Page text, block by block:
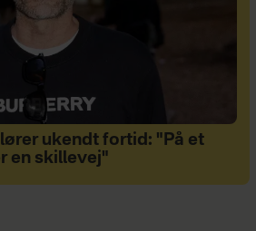
ukendt fortid: "På et
en skillevej"